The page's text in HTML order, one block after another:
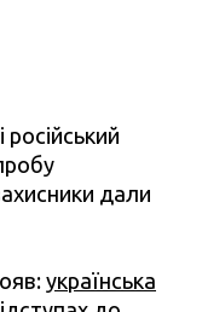
дали
українська